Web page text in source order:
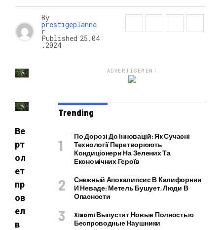
By
prestigeplanne
r
Published 25.04
.2024
Ве
рт
ол
ет
пр
ов
ел
в
ADVERTISEMENT
Trending
По Дорозі До Інновацій: Як Сучасні
Технології Перетворюють
Кондиціонери На Зелених Та
Економічних Героїв
Снежный Апокалипсис В Калифорнии
И Неваде: Метель Бушует, Люди В
Опасности
Xiaomi Выпустит Новые Полностью
Беспроводные Наушники